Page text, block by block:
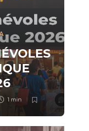
1 min